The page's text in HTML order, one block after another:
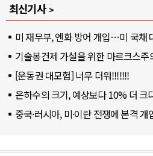
최신기사
미 재무부, 엔화 방어 개입…미 국채
기술봉건제 가설을 위한 마르크스주
[운동권 대모험] 너무 더워!!!!!!!
은하수의 크기, 예상보다 10% 더 크
중국·러시아, 미·이란 전쟁에 본격 개